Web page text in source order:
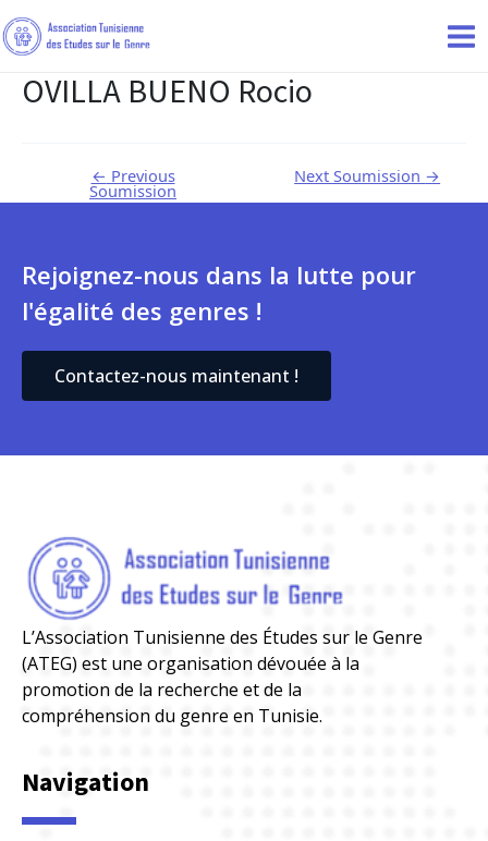
OVILLA BUENO Rocio
← Previous
Soumission
Next Soumission →
Rejoignez-nous dans la lutte pour
l'égalité des genres !
Contactez-nous maintenant !
L’Association Tunisienne des Études sur le Genre
(ATEG) est une organisation dévouée à la
promotion de la recherche et de la
compréhension du genre en Tunisie.
Navigation